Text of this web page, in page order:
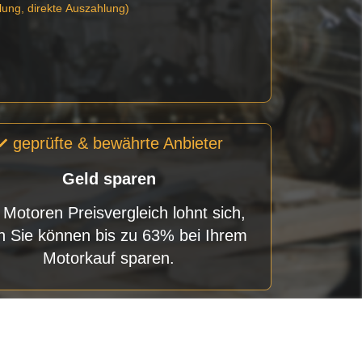
direkte Auszahlung)
geprüfte & bewährte Anbieter
Geld sparen
Motoren Preisvergleich lohnt sich,
Sie können bis zu 63% bei Ihrem
Motorkauf sparen.